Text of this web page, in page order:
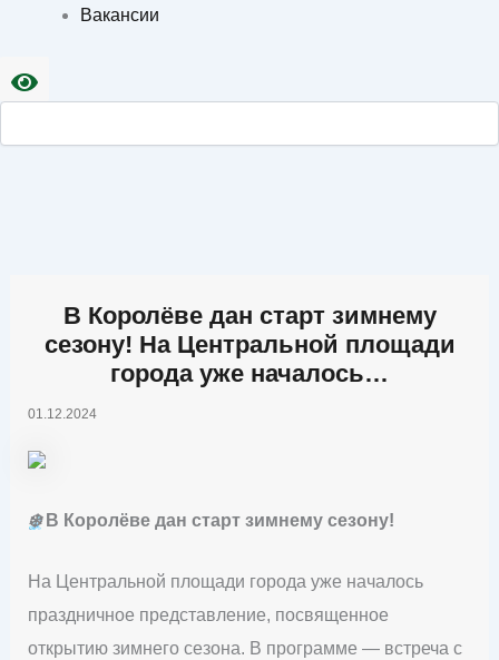
Вакансии
В Королёве дан старт зимнему
сезону! На Центральной площади
города уже началось…
01.12.2024
❄️ В Королёве дан старт зимнему сезону!
На Центральной площади города уже началось
праздничное представление, посвященное
открытию зимнего сезона. В программе — встреча с